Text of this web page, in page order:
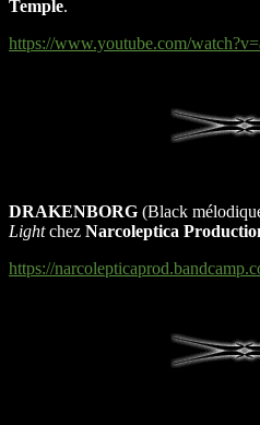
Temple.
https://www.youtube.com/
DRAKENBORG (Black
Lightchez Narcoleptica
https://